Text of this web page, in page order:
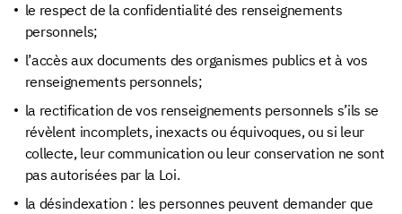
le respect de la confidentialité des renseignements
personnels;
l’accès aux documents des organismes publics et à vos
renseignements personnels;
la rectification de vos renseignements personnels s’ils se
révèlent incomplets, inexacts ou équivoques, ou si leur
collecte, leur communication ou leur conservation ne sont
pas autorisées par la Loi.
la désindexation : les personnes peuvent demander que